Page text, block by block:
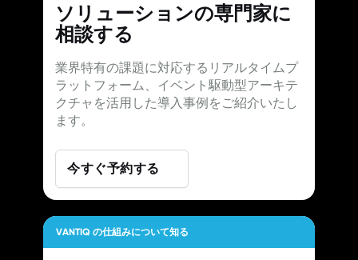
ソリューションの専門家に
相談する
業界特有の課題に対応するリアルタイムプ
ラットフォーム、イベント駆動型アーキテ
クチャを活用した導入事例をご紹介いたし
ます。
今すぐ予約する
VANTIQ の仕組みについて知る